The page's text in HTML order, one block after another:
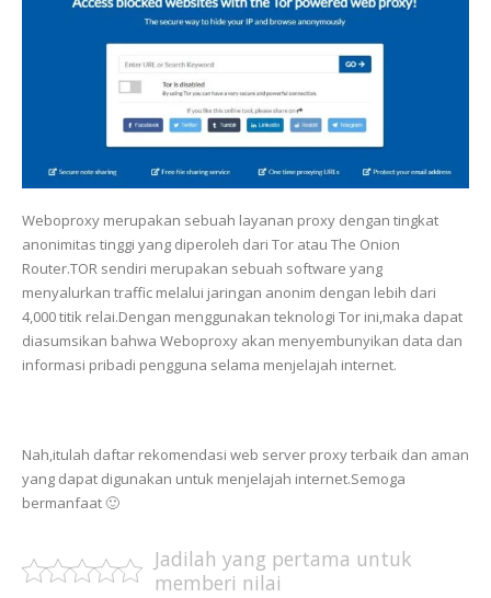
Weboproxy merupakan sebuah layanan proxy dengan tingkat
anonimitas tinggi yang diperoleh dari Tor atau The Onion
Router.TOR sendiri merupakan sebuah software yang
menyalurkan traffic melalui jaringan anonim dengan lebih dari
4,000 titik relai.Dengan menggunakan teknologi Tor ini,maka dapat
diasumsikan bahwa Weboproxy akan menyembunyikan data dan
informasi pribadi pengguna selama menjelajah internet.
Nah,itulah daftar rekomendasi web server proxy terbaik dan aman
yang dapat digunakan untuk menjelajah internet.Semoga
bermanfaat 🙂
Jadilah yang pertama untuk
memberi nilai